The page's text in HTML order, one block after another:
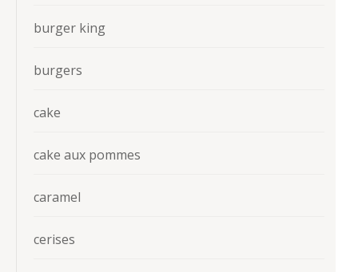
burger king
burgers
cake
cake aux pommes
caramel
cerises